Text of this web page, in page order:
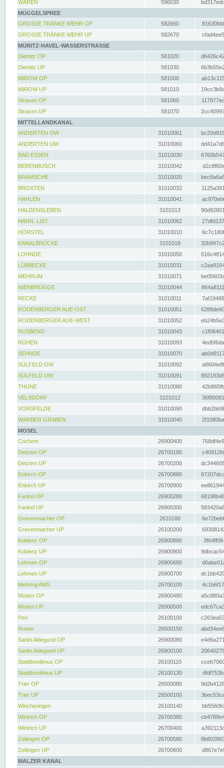
WAREN
596030
MÜGGELSPREE
GROSSE TRÄNKE WEHR OP
582660
GROSSE TRÄNKE WEHR UP
582670
MÜRITZ-HAVEL-WASSERSTRASSE
Diemitz OP
581020
Diemitz UP
581030
MIROW OP
581000
MIROW UP
581010
Strasen OP
581060
Strasen UP
581070
MITTELLANDKANAL
ANDERTEN OW
31010061
ANDERTEN UW
31010060
BAD ESSEN
31010030
BERENBUSCH
31010042
BRAMSCHE
31010020
BROXTEN
31010032
HAHLEN
31010041
HALDENSLEBEN
3101013
HANN. LIST
31010062
HÖRSTEL
31010010
KANALBRÜCKE
3101018
LOHNDE
31010050
LÜBBECKE
31010031
MEHRUM
31010071
NIENBRÜGGE
31010044
RECKE
31010011
RODENBERGER AUE-OST
31010051
RODENBERGER AUE-WEST
31010052
RUSBEND
31010043
RÜHEN
31010093
SEHNDE
31010070
SÜLFELD OW
31010092
SÜLFELD UW
31010091
THUNE
31010080
VELSDORF
3101012
VORSFELDE
31010090
WARBER GRABEN
31010040
MOSEL
Cochem
26900400
Detzem OP
26700180
Detzem UP
26700200
Enkirch OP
26700880
Enkirch UP
26700900
Fankel OP
26900280
Fankel UP
26900300
Grevenmacher OP
2610180
Grevenmacher UP
26100200
Koblenz OP
26900880
Koblenz UP
26900900
Lehmen OP
26900680
Lehmen UP
26900700
Mehring AMS
26700100
Müden OP
26900480
Müden UP
26900500
Perl
26100100
Ruwer
26500150
Sankt Aldegund OP
26900080
Sankt Aldegund UP
26900100
Stadtbredimus OP
26100110
Stadtbredimus UP
26100130
Trier OP
26500080
Trier UP
26500100
Wincheringen
26100140
Wintrich OP
26700380
Wintrich UP
26700400
Zeltingen OP
26700580
Zeltingen UP
26700600
MALZER KANAL